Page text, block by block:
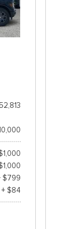
$799
+ $84